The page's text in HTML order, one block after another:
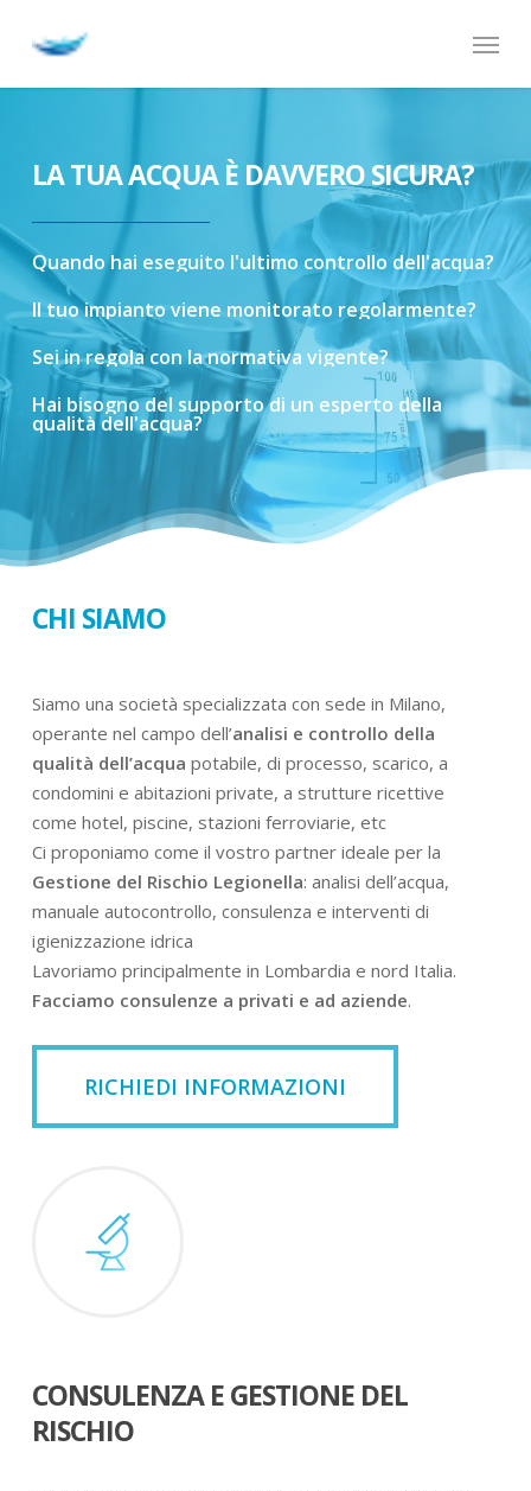
Menu
LA TUA ACQUA È DAVVERO SICURA?
Quando hai eseguito l'ultimo controllo dell'acqua?
Il tuoimpianto viene monitorato regolarmente?
Seiinregola con lanormativa vigente?
Hai bisognodel supportodi un esperto della
qualitàdell'acqua?
CHI SIAMO
Siamo una società specializzata con sede in Milano,
operante nel campo dell’analisi e controllo della
qualità dell’acqua potabile, di processo, scarico, a
condomini e abitazioni private, a strutture ricettive
come hotel, piscine, stazioni ferroviarie, etc
Ci proponiamo come il vostro partner ideale per la
Gestione del Rischio Legionella: analisi dell’acqua,
manuale autocontrollo, consulenza e interventi di
igienizzazione idrica
Lavoriamo principalmente in Lombardia e nord Italia.
Facciamo consulenze a privati e ad aziende.
RICHIEDI INFORMAZIONI
CONSULENZA E GESTIONE DEL
RISCHIO